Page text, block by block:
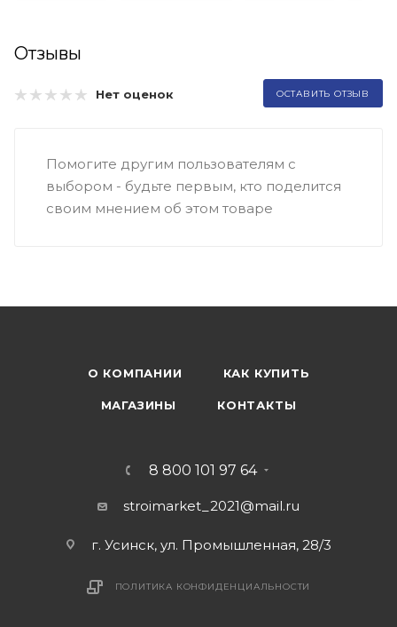
Отзывы
Нет оценок ОСТАВИТЬ ОТЗЫВ
Помогите другим пользователям с
выбором - будьте первым, кто поделится
своим мнением об этом товаре
О КОМПАНИИ КАК КУПИТЬ
МАГАЗИНЫ КОНТАКТЫ
8 800 101 97 64
stroimarket_2021@mail.ru
г. Усинск, ул. Промышленная, 28/3
ПОЛИТИКА КОНФИДЕНЦИАЛЬНОСТИ